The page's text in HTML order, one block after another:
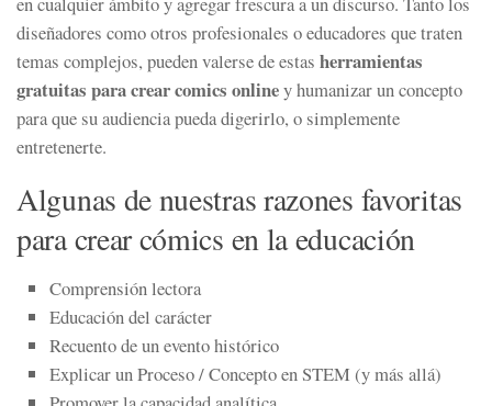
diseñadores como otros profesionales o educadores que traten
temas complejos, pueden valerse de estas herramientas
gratuitas para crear comics onliney humanizar un concepto
para que su audiencia pueda digerirlo, o simplemente
entretenerte.
Algunas de nuestras razones favoritas
para crear cómics en la educación
Comprensión lectora
Educación del carácter
Recuento de un evento histórico
Explicar un Proceso / Concepto en STEM (y más allá)